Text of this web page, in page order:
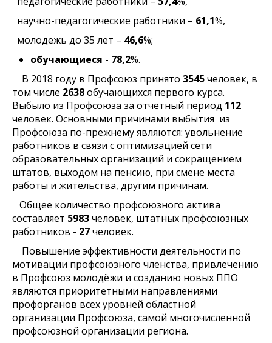
научно-педагогические работники – 61,1%,
молодежь до 35 лет – 46,6%;
обучающиеся - 78,2%.
В 2018 году в Профсоюз принято 3545человек, в
том числе 2638обучающихся первого курса.
Выбыло из Профсоюза за отчётный период 112
человек. Основными причинами выбытия из
Профсоюза по-прежнему являются: увольнение
работников в связи с оптимизацией сети
образовательных организаций и сокращением
штатов, выходом на пенсию, при смене места
работы и жительства, другим причинам.
Общее количество профсоюзного актива
составляет 5983человек, штатных профсоюзных
работников - 27человек.
Повышение эффективности деятельности по
мотивации профсоюзного членства, привлечению
в Профсоюз молодёжи и созданию новых ППО
являются приоритетными направлениями
профорганов всех уровней областной
организации Профсоюза, самой многочисленной
профсоюзной организации региона.